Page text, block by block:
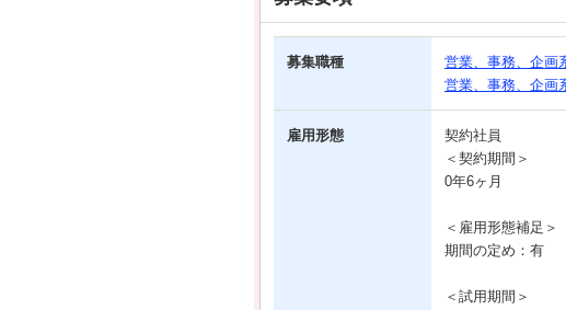
募集職種 営業、事務、企画
営業、事務、企画
雇用形態
契約社員
＜契約期間＞
0年6ヶ月
＜雇用形態補足＞
期間の定め：有
＜試用期間＞